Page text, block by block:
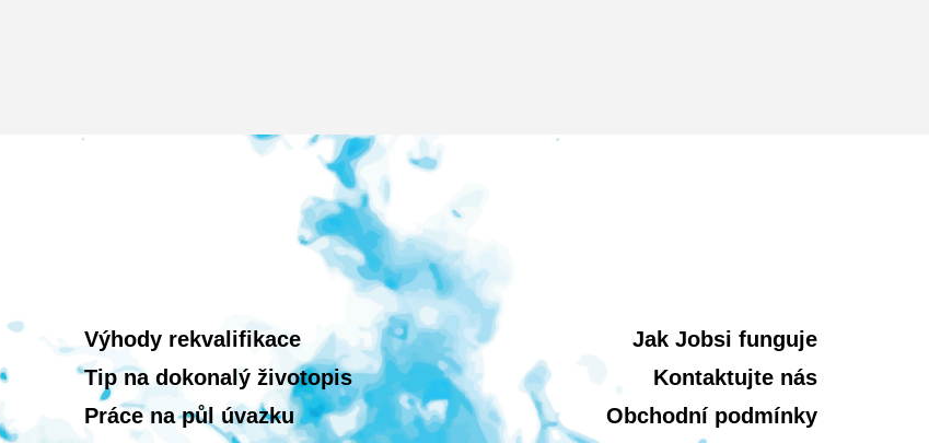
Výhody rekvalifikace
Tip na dokonalý životopis
Práce na půl úvazku
Jak Jobsi funguje
Kontaktujte nás
Obchodní podmínky